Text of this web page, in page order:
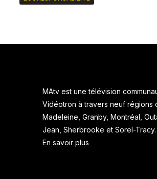
MAtv est une télévision
Vidéotron à travers neuf régions
Madeleine, Granby, Montréal,
Jean, Sherbrooke et Sorel-
En savoir plus